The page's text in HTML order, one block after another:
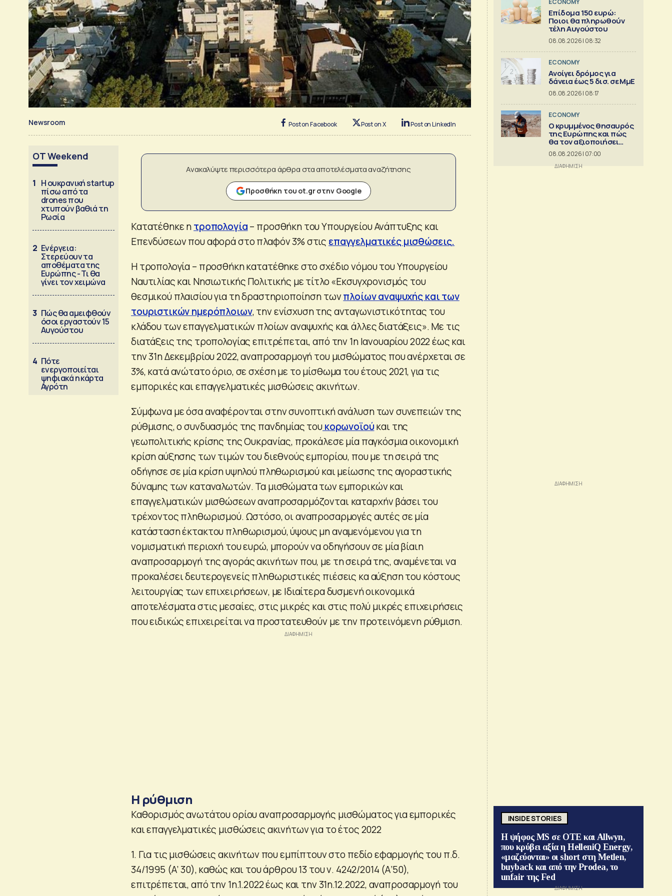
Newsroom Post on Facebook Post on X Post on LinkedIn
OT Weekend
1 Η ουκρανική startup
πίσω από τα
drones που
χτυπούν βαθιά τη
Ρωσία
2 Ενέργεια:
Στερεύουν τα
αποθέματα της
Ευρώπης - Τι θα
γίνει τον χειμώνα
3 Πώς θα αμειφθούν
όσοι εργαστούν 15
Αυγούστου
4 Πότε
ενεργοποιείται
ψηφιακά η κάρτα
Αγρότη
Ανακαλύψτε περισσότερα άρθρα στα αποτελέσματα αναζήτησης
Προσθήκη του ot.gr στην Google
Κατατέθηκε ητροπολογία– προσθήκη του Υπουργείου Ανάπτυξης και
Επενδύσεων που αφορά στο πλαφόν 3% στις επαγγελματικές μισθώσεις.
Η τροπολογία – προσθήκη κατατέθηκε στο σχέδιο νόμου του Υπουργείου
Ναυτιλίας και Νησιωτικής Πολιτικής με τίτλο «Εκσυγχρονισμός του
θεσμικού πλαισίου για τη δραστηριοποίηση τωνπλοίων αναψυχής και των
τουριστικών ημερόπλοιων, την ενίσχυση της ανταγωνιστικότητας του
κλάδου των επαγγελματικών πλοίων αναψυχής και άλλες διατάξεις». Με τις
διατάξεις της τροπολογίας επιτρέπεται, από την 1η Ιανουαρίου 2022 έως και
την 31η Δεκεμβρίου 2022, αναπροσαρμογή του μισθώματος που ανέρχεται σε
3%, κατά ανώτατο όριο, σε σχέση με το μίσθωμα του έτους 2021, για τις
εμπορικές και επαγγελματικές μισθώσεις ακινήτων.
Σύμφωνα με όσα αναφέρονται στην συνοπτική ανάλυση των συνεπειών της
ρύθμισης, ο συνδυασμός της πανδημίας τουκορωνοϊούκαι της
γεωπολιτικής κρίσης της Ουκρανίας, προκάλεσε μία παγκόσμια οικονομική
κρίση αύξησης των τιμών του διεθνούς εμπορίου, που με τη σειρά της
οδήγησε σε μία κρίση υψηλού πληθωρισμού και μείωσης της αγοραστικής
δύναμης των καταναλωτών. Τα μισθώματα των εμπορικών και
επαγγελματικών μισθώσεων αναπροσαρμόζονται καταρχήν βάσει του
τρέχοντος πληθωρισμού. Ωστόσο, οι αναπροσαρμογές αυτές σε μία
κατάσταση έκτακτου πληθωρισμού, ύψους μη αναμενόμενου για τη
νομισματική περιοχή του ευρώ, μπορούν να οδηγήσουν σε μία βίαιη
αναπροσαρμογή της αγοράς ακινήτων που, με τη σειρά της, αναμένεται να
προκαλέσει δευτερογενείς πληθωριστικές πιέσεις κα αύξηση του κόστους
λειτουργίας των επιχειρήσεων, με Ιδιαίτερα δυσμενή οικονομικά
αποτελέσματα στις μεσαίες, στις μικρές και στις πολύ μικρές επιχειρήσεις
που ειδικώς επιχειρείται να προστατευθούν με την προτεινόμενη ρύθμιση.
Η ρύθμιση
Καθορισμός ανωτάτου ορίου αναπροσαρμογής μισθώματος για εμπορικές
και επαγγελματικές μισθώσεις ακινήτων για το έτος 2022
1. Για τις μισθώσεις ακινήτων που εμπίπτουν στο πεδίο εφαρμογής του π.δ.
34/1995 (Α’ 30), καθώς και του άρθρου 13 του ν. 4242/2014 (Α’50),
επιτρέπεται, από την 1η.1.2022 έως και την 31η.12.2022, αναπροσαρμογή του
ECONOMY
Επίδομα 150 ευρώ:
Ποιοι θα πληρωθούν
τέλη Αυγούστου
08.08.2026 | 08:32
ECONOMY
Aνοίγει δρόμος για
δάνεια έως 5 δισ. σε ΜμΕ
08.08.2026 | 08:17
ECONOMY
Ο κρυμμένος θησαυρός
της Ευρώπης και πώς
θα τον αξιοποιήσει
[γράφημα]
08.08.2026 | 07:00
INSIDE STORIES
Η ψήφος MS σε ΟΤΕ και Allwyn,
που κρύβει αξία η HelleniQ Energy,
«μαζεύονται» οι short στη Metlen,
buyback και από την Prodea, το
unfair της Fed